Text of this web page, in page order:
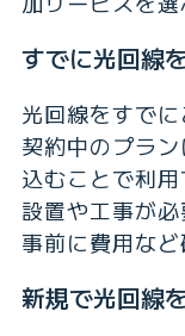
すでに光回線
光回線をすで
契約中のプラ
込むことで利
設置や工事が必
事前に費用など
新規で光回線